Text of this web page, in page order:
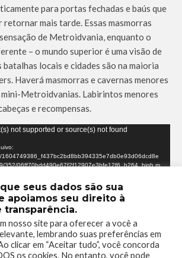
para portas fechadas e baús que
retornar mais tarde. Essas masmorras
de Metroidvania, enquanto o
– o mundo superior é uma visão de
batalhas locais e cidades são na maioria
Haverá masmorras e cavernas menores
mini-Metroidvanias. Labirintos menores
e recompensas.
not supported or source(s) not found
1604749386_f437bc2bd8bb394335e7db0e93d06dcd8e
352/06ff70bdd490e67f2f12907e3bfe12f6_h264_high.m
seus dados são sua
apoiamos seu direito à
transparência.
nosso site para oferecer a você a
lembrando suas preferências em
clicar em “Aceitar tudo”, você concorda
os cookies. No entanto, você pode